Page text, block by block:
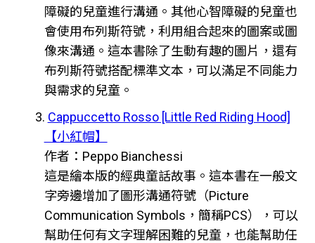
障礙的兒童進行溝通。其他心智障礙的兒童也
會使用布列斯符號，利用組合起來的圖案或圖
像來溝通。這本書除了生動有趣的圖片，還有
布列斯符號搭配標準文本，可以滿足不同能力
與需求的兒童。
3. Cappuccetto Rosso [Little Red Riding Hood]
【小紅帽】
作者：Peppo Bianchessi
這是繪本版的經典童話故事。這本書在一般文
字旁邊增加了圖形溝通符號（Picture
Communication Symbols，簡稱PCS），可以
幫助任何有文字理解困難的兒童，也能幫助任